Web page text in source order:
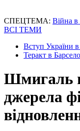
СПЕЦТЕМА: Війна в
ВСІ ТЕМИ
Вступ України
Теракт в
Шмигаль
джерела